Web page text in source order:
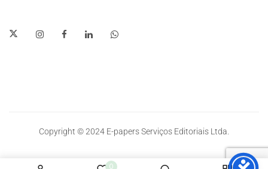
0
Copyright © 2024 E-papers Serviços Editoriais Ltda.